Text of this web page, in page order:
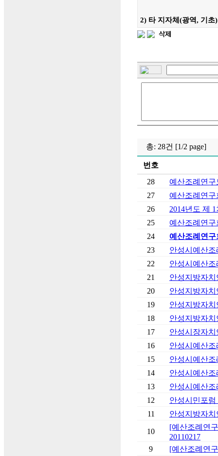
2) 타 지자체(광역, 기초
총: 28건 [1/2 page]
번호
28
예산조례연
27
예산조례연구
26
2014년도 제
25
예산조례연구
24
예산조례연구
23
안성시예산조
22
안성시예산조
21
안성지방자치
20
안성지방자치
19
안성지방자치
18
안성지방자치
17
안성시장자
16
안성시예산조
15
안성시예산조
14
안성시예산조
13
안성시예산조
12
안성시민포
11
안성지방자치
10
[예산조례연
20110217
9
[예산조례연